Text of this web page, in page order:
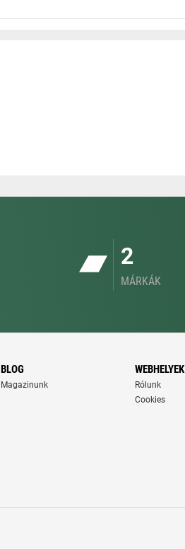
2
MÁRKÁK
BLOG
Magazinunk
WEBHELYEK
Rólunk
Cookies